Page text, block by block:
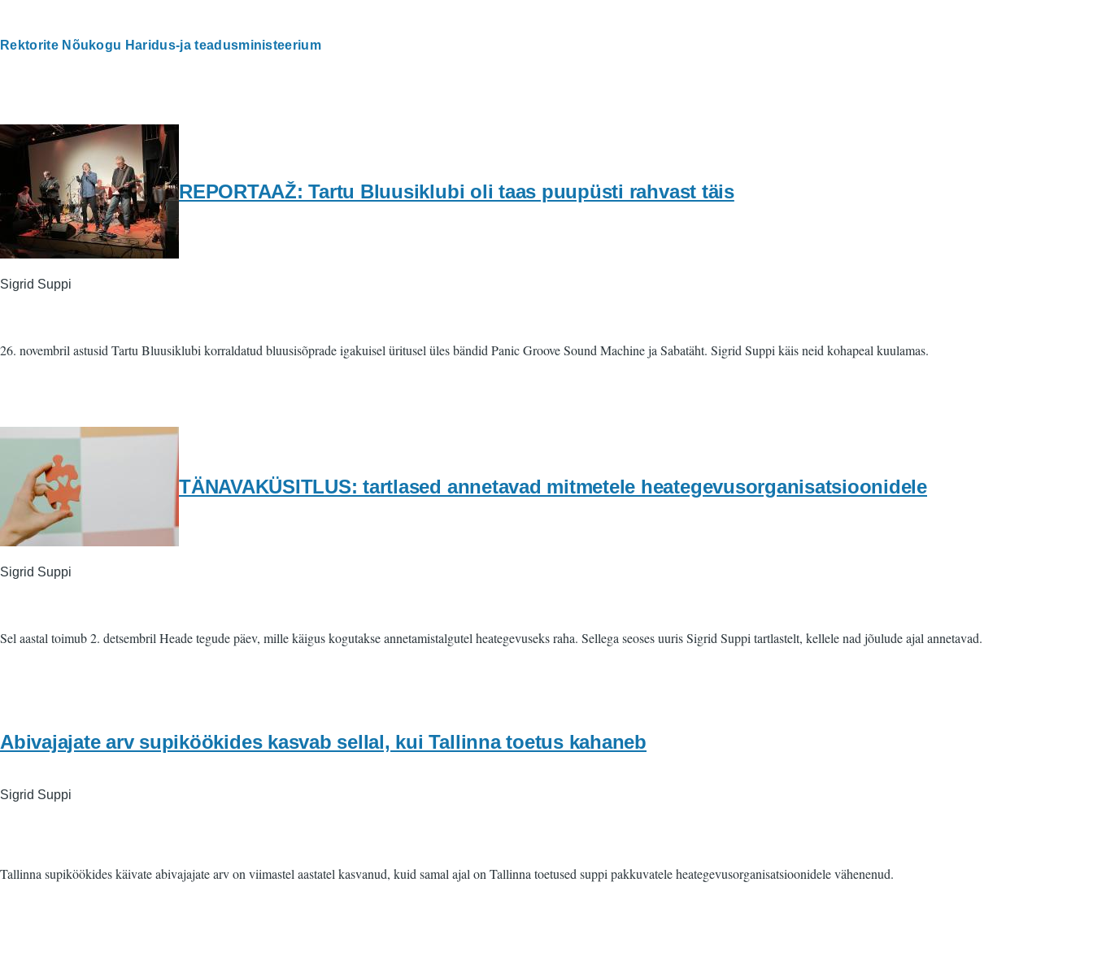
Rektorite Nõukogu Haridus-ja teadusministeerium
REPORTAAŽ: Tartu Bluusiklubi oli taas puupüsti rahvast täis
Sigrid Suppi
26. novembril astusid Tartu Bluusiklubi korraldatud bluusisõprade igakuisel üritusel üles bändid Panic Groove Sound Machine ja Sabatäht. Sigrid Suppi käis neid kohapeal kuulamas.
TÄNAVAKÜSITLUS: tartlased annetavad mitmetele heategevusorganisatsioonidele
Sigrid Suppi
Sel aastal toimub 2. detsembril Heade tegude päev, mille käigus kogutakse annetamistalgutel heategevuseks raha. Sellega seoses uuris Sigrid Suppi tartlastelt, kellele nad jõulude ajal annetavad.
Abivajajate arv supiköökides kasvab sellal, kui Tallinna toetus kahaneb
Sigrid Suppi
Tallinna supiköökides käivate abivajajate arv on viimastel aastatel kasvanud, kuid samal ajal on Tallinna toetused suppi pakkuvatele heategevusorganisatsioonidele vähenenud.